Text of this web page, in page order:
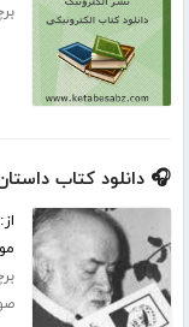
🎧 دانلود کتاب